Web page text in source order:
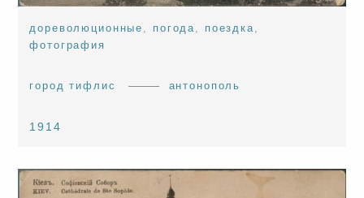
дореволюционные погода поездка
фотография
город тифлис антонополь
1914